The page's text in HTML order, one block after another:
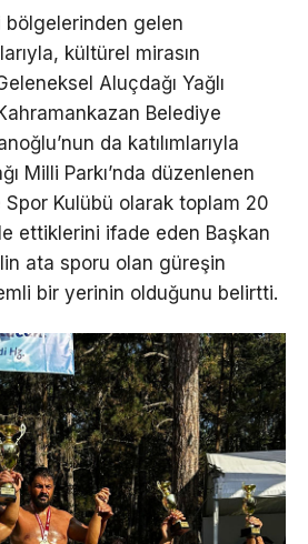
bölgelerinden gelen
kültürel mirasın
Aluçdağı Yağlı
Belediye
da katılımlarıyla
Milli Parkı’nda düzenlenen
Kulübü olarak toplam 20
ettiklerini ifade eden Başkan
ata sporu olan güreşin
bir yerinin olduğunu belirtti.